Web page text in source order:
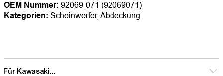
OEM Nummer: 92069-071 (92069071)
Kategorien: Scheinwerfer, Abdeckung
Für Kawasaki...